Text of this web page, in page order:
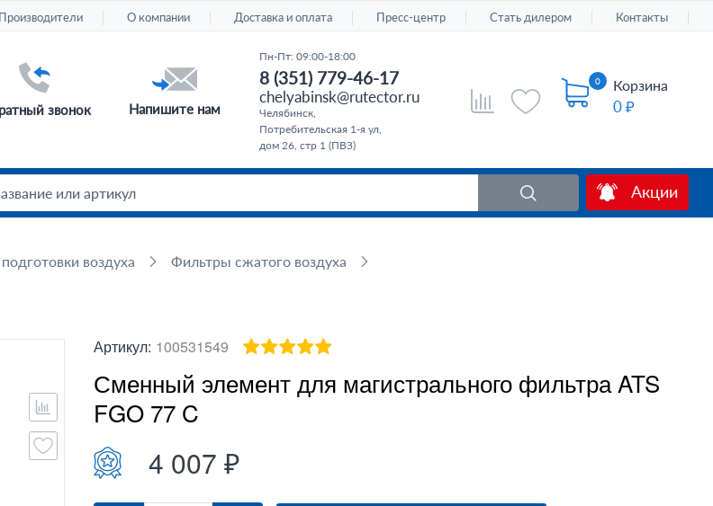
Производители О компании Доставка и оплата Пресс-центр Стать дилером Контакты
0 Корзина
0 ₽
звонок Напишите нам
Пн-Пт: 09:00-18:00
8 (351) 779-46-17
chelyabinsk@rutector.ru
Челябинск,
Потребительская 1-я ул,
дом 26, стр 1 (ПВЗ)
Акции
воздуха
Фильтры сжатого воздуха
Артикул: 100531549
Сменный элемент для магистрального фильтра ATS
FGO 77 C
4 007 ₽